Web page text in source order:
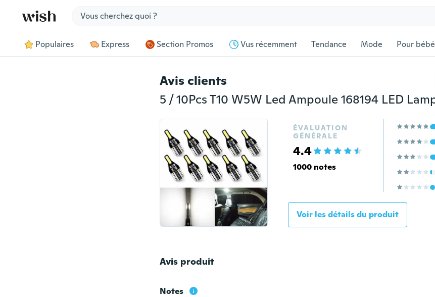
Populaires Express Section Promos Vus récemment Tendance Mode Pour bébé
Avis clients
ÉVALUATION
GÉNÉRALE
4.4
1000 notes
Voir les détails du produit
Avis produit
Notes